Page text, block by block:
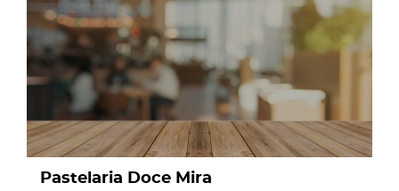
Pastelaria Doce Mira